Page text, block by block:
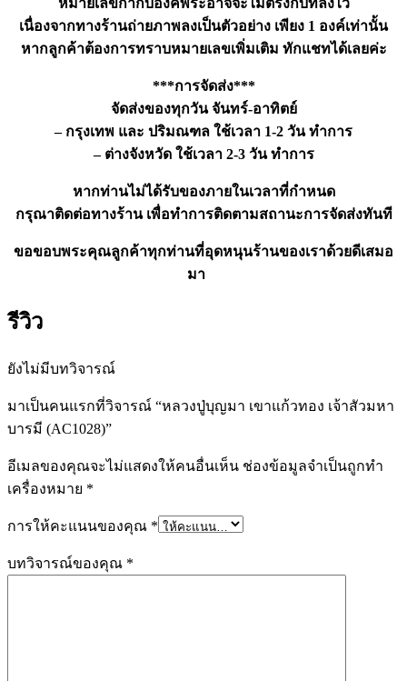
หมายเลขกำกับองค์พระอาจจะไม่ตรงกับที่ลงไว้
เนื่องจากทางร้านถ่ายภาพลงเป็นตัวอย่าง เพียง 1 องค์เท่านั้น
หากลูกค้าต้องการทราบหมายเลขเพิ่มเติม ทักแชทได้เลยค่ะ
***การจัดส่ง***
จัดส่งของทุกวัน จันทร์-อาทิตย์
– กรุงเทพ และ ปริมณฑล ใช้เวลา 1-2 วัน ทำการ
– ต่างจังหวัด ใช้เวลา 2-3 วัน ทำการ
หากท่านไม่ได้รับของภายในเวลาที่กำหนด
กรุณาติดต่อทางร้าน เพื่อทำการติดตามสถานะการจัดส่งทันที
ขอขอบพระคุณลูกค้าทุกท่านที่อุดหนุนร้านของเราด้วยดีเสมอ
มา
รีวิว
ยังไม่มีบทวิจารณ์
มาเป็นคนแรกที่วิจารณ์ “หลวงปู่บุญมา เขาแก้วทอง​ เจ้าสัวมหา
บารมี (AC1028)”
อีเมลของคุณจะไม่แสดงให้คนอื่นเห็น ช่องข้อมูลจำเป็นถูกทำ
เครื่องหมาย *
การให้คะแนนของคุณ *
บทวิจารณ์ของคุณ *